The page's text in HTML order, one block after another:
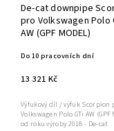
De-cat downpipe
pro Volkswagen Polo
AW (GPF MODEL)
Do 10 pracovních dní
13 321 Kč
Výfukový díl / výfuk Scorpion
Volkswagen Polo GTi AW (GPF
od roku výroby 2018 - De-cat